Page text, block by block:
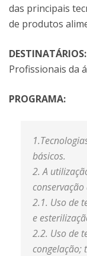
das principais
de produtos
DESTINATÁRIOS:
Profissionais da
PROGRAMA:
básicos.
2. A
2.1. Uso de
e
2.2. Uso de
congelação;